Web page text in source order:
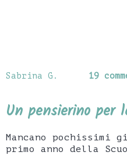
Sabrina G. 19
Un pensierino per
Mancano pochissimi
primo anno della